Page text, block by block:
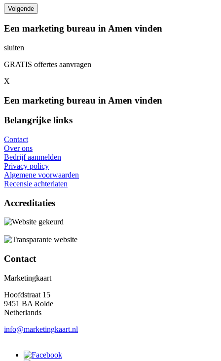
Een marketing bureau in Amen vinden
sluiten
GRATIS offertes aanvragen
X
Een marketing bureau in Amen vinden
Belangrijke links
Contact
Over ons
Bedrijf aanmelden
Privacy policy
Algemene voorwaarden
Recensie achterlaten
Accreditaties
Contact
Marketingkaart
Hoofdstraat 15
9451 BA Rolde
Netherlands
info@marketingkaart.nl